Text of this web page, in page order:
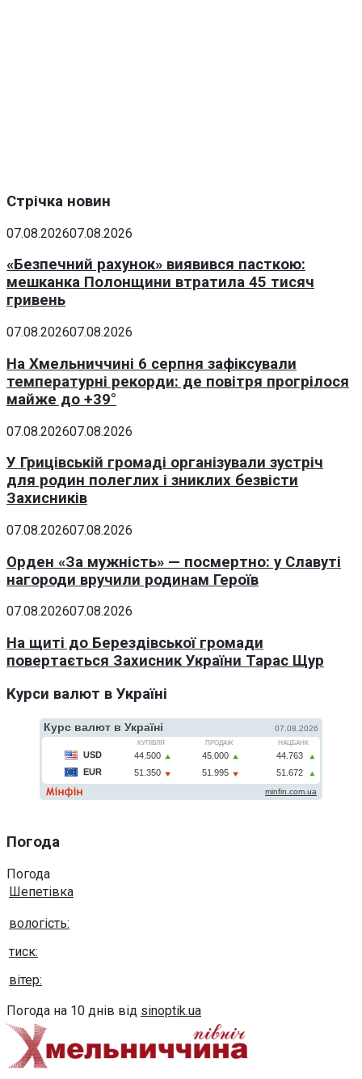
Стрічка новин
07.08.202607.08.2026
«Безпечний рахунок» виявився пасткою:
мешканка Полонщини втратила 45 тисяч
гривень
07.08.202607.08.2026
На Хмельниччині 6 серпня зафіксували
температурні рекорди: де повітря прогрілося
майже до +39°
07.08.202607.08.2026
У Грицівській громаді організували зустріч
для родин полеглих і зниклих безвісти
Захисників
07.08.202607.08.2026
Орден «За мужність» — посмертно: у Славуті
нагороди вручили родинам Героїв
07.08.202607.08.2026
На щиті до Берездівської громади
повертається Захисник України Тарас Щур
Курси валют в Україні
Погода
Погода
Шепетівка
вологість:
тиск:
вітер:
Погода на 10 днів від sinoptik.ua